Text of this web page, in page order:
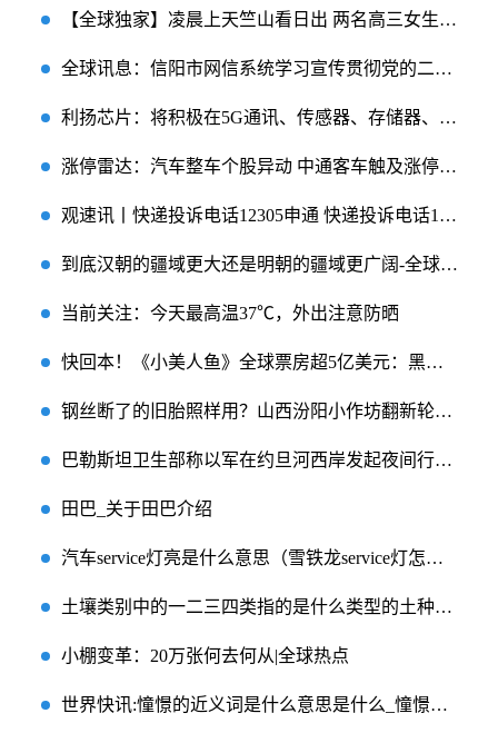
【全球独家】凌晨上天竺山看日出 两名高三女生迷路
全球讯息：信阳市网信系统学习宣传贯彻党的二十大精神暨网信工作培训班圆满结束
利扬芯片：将积极在5G通讯、传感器、存储器、高算力、AIoT、汽车电子等领域的芯片测试产能投入
涨停雷达：汽车整车个股异动 中通客车触及涨停|全球今日讯
观速讯丨快递投诉电话12305申通 快递投诉电话12305
到底汉朝的疆域更大还是明朝的疆域更广阔-全球实时
当前关注：今天最高温37℃，外出注意防晒
快回本！《小美人鱼》全球票房超5亿美元：黑美人鱼感谢大家支持和呵护-世界快播报
钢丝断了的旧胎照样用？山西汾阳小作坊翻新轮胎调查_全球聚看点
巴勒斯坦卫生部称以军在约旦河西岸发起夜间行动 至少1人死亡|环球聚看点
田巴_关于田巴介绍
汽车service灯亮是什么意思（雪铁龙service灯怎么消除？）_每日热点
土壤类别中的一二三四类指的是什么类型的土种（土壤类别中的一二三四类指的是什么类型的土）
小棚变革：20万张何去何从|全球热点
世界快讯:憧憬的近义词是什么意思是什么_憧憬的近义词是什么